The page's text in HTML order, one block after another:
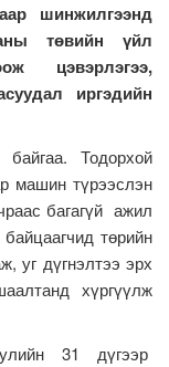
шинжилгээнд
төвийн үйл
цэвэрлэгээ,
иргэдийн
Тодорхой
машин түрээслэн
багагүй ажил
төрийн
уг дүгнэлтээ эрх
хүргүүлж
31 дүгээр